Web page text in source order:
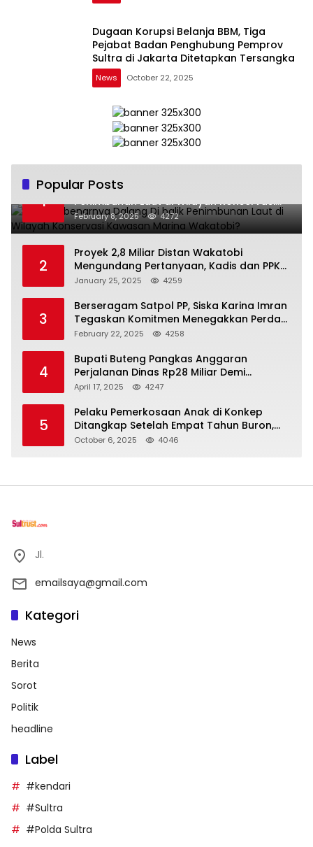
Dugaan Korupsi Belanja BBM, Tiga
Pejabat Badan Penghubung Pemprov
Sultra di Jakarta Ditetapkan Tersangka
News October 22, 2025
Popular Posts
1
Siapa Sebenarnya Dalang Di balik
Penimbunan Laut di Wilayah Konservasi
Kawasan Marina Wakatobi?
February 8, 2025 4272
2
Proyek 2,8 Miliar Distan Wakatobi
Mengundang Pertanyaan, Kadis dan PPK
Bungkam
January 25, 2025 4259
3
Berseragam Satpol PP, Siska Karina Imran
Tegaskan Komitmen Menegakkan Perda
di Kendari
February 22, 2025 4258
4
Bupati Buteng Pangkas Anggaran
Perjalanan Dinas Rp28 Miliar Demi
Kesejahteraan Rakyat
April 17, 2025 4247
5
Pelaku Pemerkosaan Anak di Konkep
Ditangkap Setelah Empat Tahun Buron,
Polisi Masih Buru Satu Pelaku Lain
October 6, 2025 4046
Jl.
emailsaya@gmail.com
Kategori
News
Berita
Sorot
Politik
headline
Label
#kendari
#Sultra
#Polda Sultra